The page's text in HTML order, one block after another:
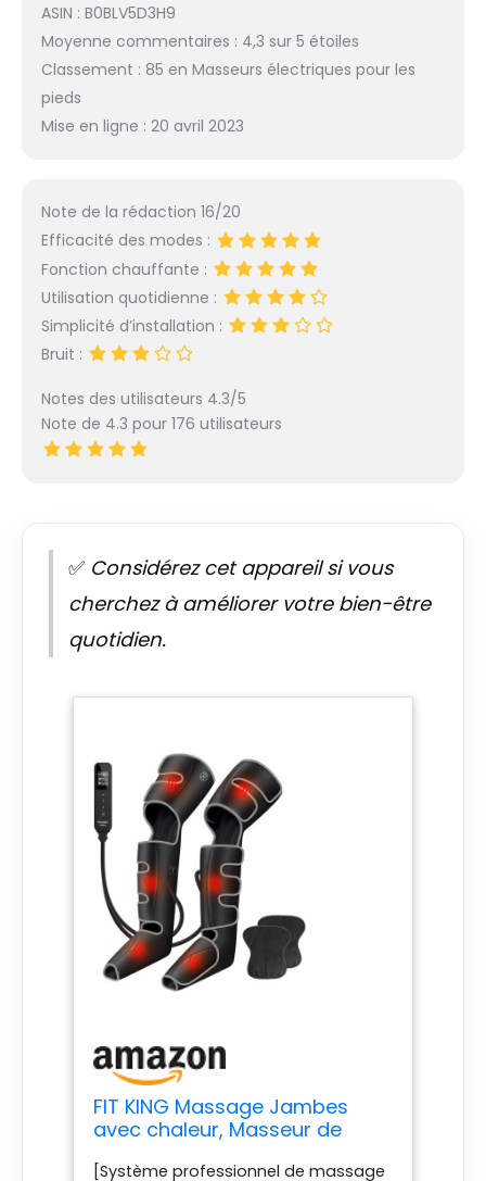
ASIN : B0BLV5D3H9
Moyenne commentaires : 4,3 sur 5 étoiles
Classement : 85 en Masseurs électriques pour les
pieds
Mise en ligne : 20 avril 2023
Note de la rédaction 16/20
Efficacité des modes :
Fonction chauffante :
Utilisation quotidienne :
Simplicité d’installation :
Bruit :
Notes des utilisateurs 4.3/5
Note de 4.3 pour 176 utilisateurs
✅ Considérez cet appareil si vous
cherchez à améliorer votre bien-être
quotidien.
FIT KING Massage Jambes
avec chaleur, Masseur de
circulation Bottes
[Système professionnel de massage